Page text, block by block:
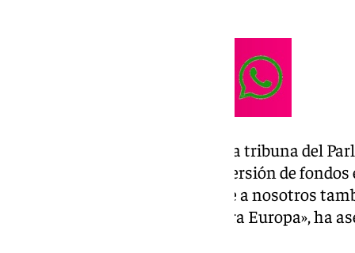
«Ha sido la primera vez que en la tribuna del
de agua y de la necesidad de inversión de
hidráulicas. Hablamos de lo que a nosotros
fundamental para España y para Europa», ha